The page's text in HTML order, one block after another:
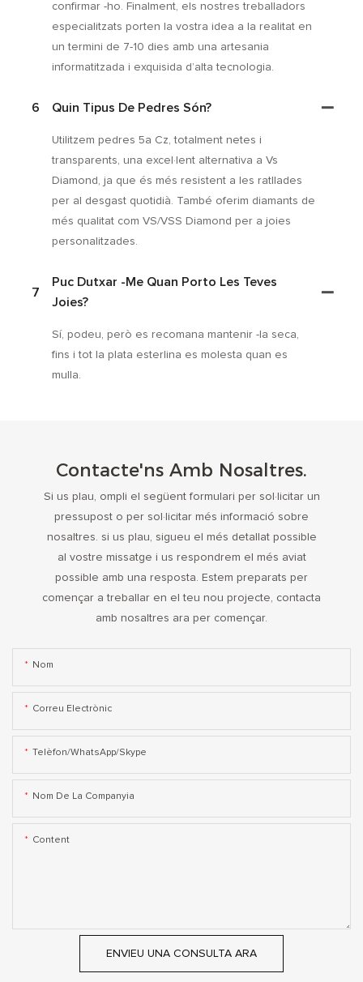
confirmar -ho. Finalment, els nostres treballadors
especialitzats porten la vostra idea a la realitat en
un termini de 7-10 dies amb una artesania
informatitzada i exquisida d’alta tecnologia.
6 Quin Tipus De Pedres Són?
Utilitzem pedres 5a Cz, totalment netes i
transparents, una excel·lent alternativa a Vs
Diamond, ja que és més resistent a les ratllades
per al desgast quotidià. També oferim diamants de
més qualitat com VS/VSS Diamond per a joies
personalitzades.
7
Puc Dutxar -me Quan Porto Les Teves
Joies?
Sí, podeu, però es recomana mantenir -la seca,
fins i tot la plata esterlina es molesta quan es
mulla.
Contacte'ns Amb Nosaltres.
Si us plau, ompli el següent formulari per sol·licitar un
pressupost o per sol·licitar més informació sobre
nosaltres. si us plau, sigueu el més detallat possible
al vostre missatge i us respondrem el més aviat
possible amb una resposta. Estem preparats per
començar a treballar en el teu nou projecte, contacta
amb nosaltres ara per començar.
Nom
Correu Electrònic
Telèfon/WhatsApp/Skype
Nom De La Companyia
Content
ENVIEU UNA CONSULTA ARA